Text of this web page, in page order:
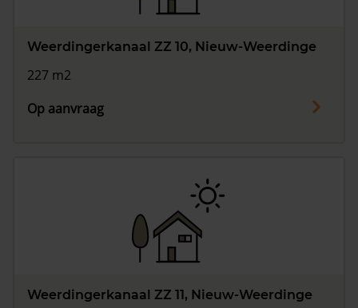
Weerdingerkanaal ZZ 10, Nieuw-Weerdinge
227 m2
Op aanvraag
Weerdingerkanaal ZZ 11, Nieuw-Weerdinge